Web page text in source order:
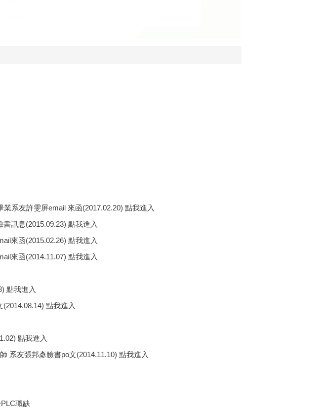
系友許雯屏email 來函(2017.02.20) 點我進入
訊息(2015.09.23) 點我進入
來函(2015.02.26) 點我進入
來函(2014.11.07) 點我進入
點我進入
點我進入
點我進入
系友張邦彥臉書po文(2014.11.10) 點我進入
職缺